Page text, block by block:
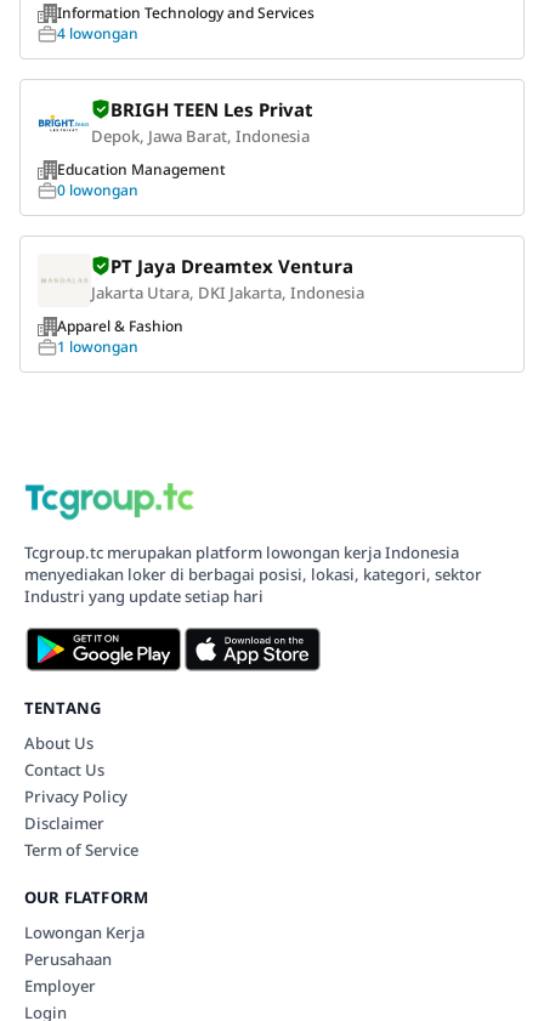
Information Technology and Services
4 lowongan
BRIGH TEEN Les Privat
Depok, Jawa Barat, Indonesia
Education Management
0 lowongan
PT Jaya Dreamtex Ventura
Jakarta Utara, DKI Jakarta, Indonesia
Apparel & Fashion
1 lowongan
Tcgroup.tc merupakan platform lowongan kerja Indonesia
menyediakan loker di berbagai posisi, lokasi, kategori, sektor
Industri yang update setiap hari
TENTANG
About Us
Contact Us
Privacy Policy
Disclaimer
Term of Service
OUR FLATFORM
Lowongan Kerja
Perusahaan
Employer
Login